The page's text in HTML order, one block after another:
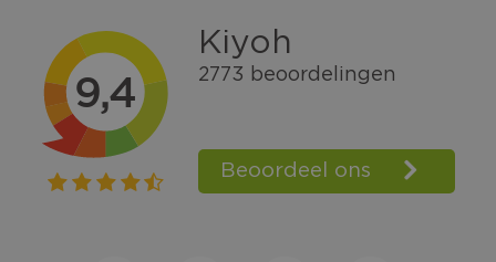
Gratis verzending vanaf € 100,=
Bel +31570592339
Spaarpunten
Shop the Look
Telefonisch bestellen ook mogelijk